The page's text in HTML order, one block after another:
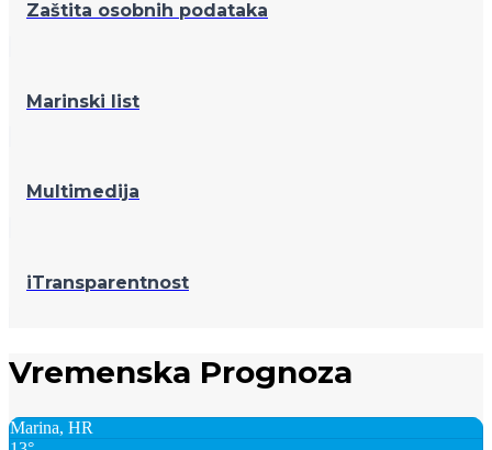
Zaštita osobnih podataka
Marinski list
Multimedija
iTransparentnost
Vremenska Prognoza
Marina, HR